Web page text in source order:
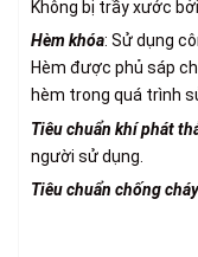
Không bị trầy xước
Hèm khóa: Sử dụng
Hèm được phủ sáp
hèm trong quá trình
Tiêu chuẩn khí phát
người sử dụng.
Tiêu chuẩn chống